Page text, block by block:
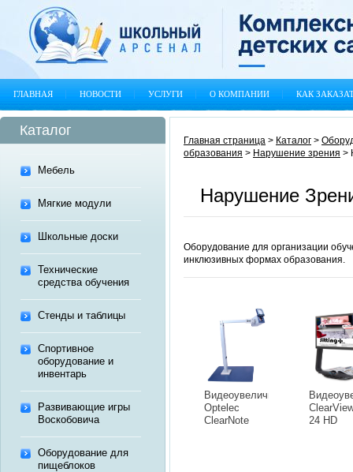
ГЛАВНАЯ НОВОСТИ УСЛУГИ О КОМПАНИИ КАК
Каталог
Мебель
Мягкие модули
Школьные доски
Технические
средства обучения
Стенды и таблицы
Спортивное
оборудование и
инвентарь
Развивающие игры
Воскобовича
Оборудование для
пищеблоков
Главная страница > Каталог >
образования > Нарушение зрения >
Нарушение
Оборудование для организации
инклюзивных формах образования.
Видеоувеличитель
Optelec
ClearNote
24 HD